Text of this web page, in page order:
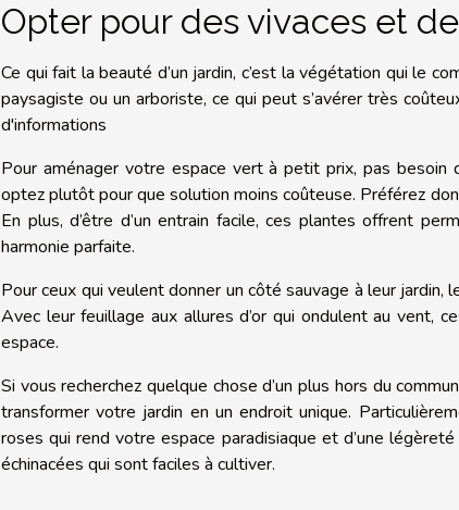
Opter pour des vivaces et
Ce qui fait la beauté d’un jardin, c’est la végétation qui le
paysagiste ou un arboriste, ce qui peut s’avérer très
d'informations
Pour aménager votre espace vert à petit prix, pas
optez plutôt pour que solution moins coûteuse. Préférez
En plus, d’être d’un entrain facile, ces plantes offrent
harmonie parfaite.
Pour ceux qui veulent donner un côté sauvage à leur
Avec leur feuillage aux allures d’or qui ondulent au vent,
espace.
Si vous recherchez quelque chose d’un plus hors du
transformer votre jardin en un endroit unique.
roses qui rend votre espace paradisiaque et d’une
échinacées qui sont faciles à cultiver.